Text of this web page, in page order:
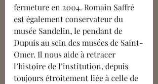
fermeture en 2004. Romain Saffré
est également conservateur du
musée Sandelin, le pendant de
Dupuis au sein des musées de Saint-
Omer. Il nous aide à retracer
l’histoire de l’institution, depuis
toujours étroitement liée à celle de